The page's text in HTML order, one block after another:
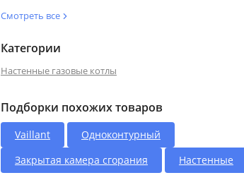
Смотреть все
Категории
Настенные газовые котлы
Подборки похожих товаров
Vaillant
Одноконтурный
Закрытая камера сгорания
Настенные